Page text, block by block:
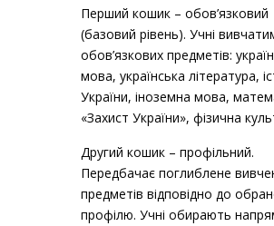
Перший кошик – обов’язковий
(базовий рівень). Учні
обов’язкових предметів:
мова, українська література,
України, іноземна мова,
«Захист України», фізична
Другий кошик – профільний.
Передбачає поглиблене
предметів відповідно до
профілю. Учні обирають